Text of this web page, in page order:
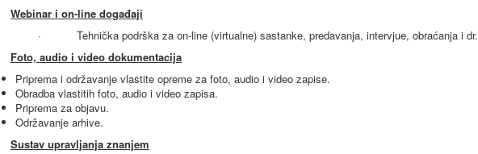
Webinar i on-line događaji
· Tehnička podrška za on-line (virtualne) sastanke, predavanja, intervjue, obraćanja i dr.
Foto, audio i video dokumentacija
Priprema i održavanje vlastite opreme za foto, audio i video zapise.
Obradba vlastitih foto, audio i video zapisa.
Priprema za objavu.
Održavanje arhive.
Sustav upravljanja znanjem